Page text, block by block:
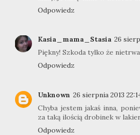
Odpowiedz
Kasia_mama_Stasia 26
Piękny! Szkoda tylko że
Odpowiedz
Unknown 26 sierpnia 2013
Chyba jestem jakaś inna,
za taką ilością drobinek w
Odpowiedz